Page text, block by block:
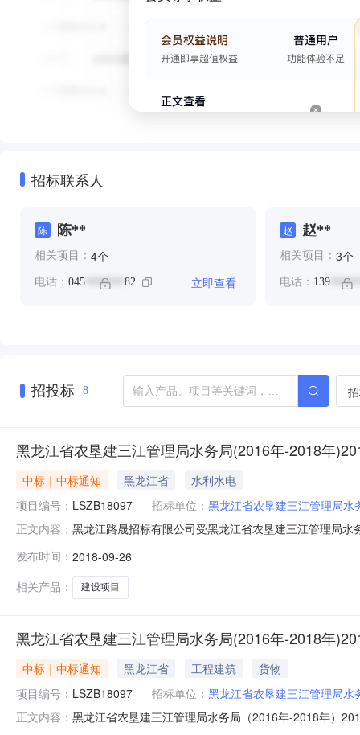
招标联系人
陈 陈**
相关项目： 4个
电话： 045 ******* 82 立即查看
赵 赵**
相关项目： 3个
电话： 139
招投标 8
黑龙江省农垦建三江管理局水务局(2016年-2018年
中标｜中标通知 黑龙江省
水利水电
项目编号： LSZB18097 招标单位： 黑龙江省农垦建三江管理局水
正文内容： 黑龙江路晟招标有限公司受黑龙江省农垦建三江管理局
年度取用水水量自动监测站建设项目项目联系人：于先
发布时间： 2018-09-26
相关产品：
建设项目
黑龙江省农垦建三江管理局水务局(2016年-2018年
中标｜中标通知 黑龙江省 工程建筑
货物
项目编号： LSZB18097 招标单位： 黑龙江省农垦建三江管理局水
正文内容： 黑龙江省农垦建三江管理局水务局（2016年-2018年）